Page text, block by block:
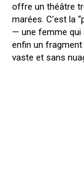
offre un théâtre
marées. C’est la
— une femme qui
enfin un
vaste et sans